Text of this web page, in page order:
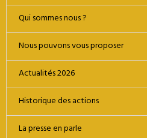
Qui sommes nous ?
Nous pouvons vous proposer
Actualités 2026
Historique des actions
La presse en parle